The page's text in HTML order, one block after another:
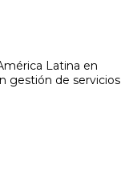
Latina en
gestión de servicios